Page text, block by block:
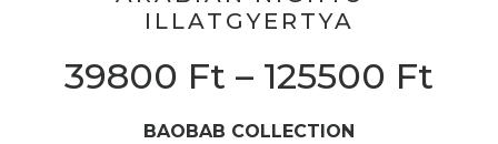
ILLATGYERTYA
39800 Ft – 125500 Ft
BAOBAB COLLECTION